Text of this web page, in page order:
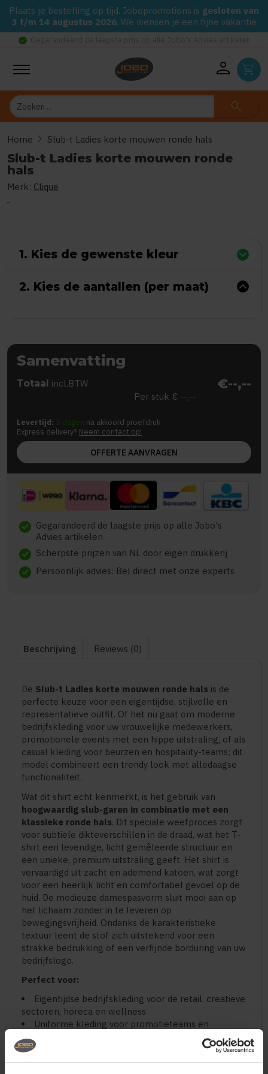
Plaats je bestelling op tijd. Jobopromotions is gesloten van
3 t/m 14 augustus 2026. We wensen je een fijne vakantie
check_circle
person shopping_cart
Zoeken search
Home chevron_right Slub-t Ladies korte mouwen ronde hals
Slub-t Ladies korte mouwen ronde
hals
Merk: Clique
1. Kies de gewenste kleur
2. Kies de aantallen (per maat)
Samenvatting
Totaal incl.BTW €--,--
Per stuk € --,--
Levertijd: 5 dagen na akkoord proefdruk
Express delivery? Neem contact op!
OFFERTE AANVRAGEN
check Gegarandeerd de laagste prijs op alle Jobo's
Advies artikelen
check Scherpste prijzen van NL door eigen drukkerij
check Persoonlijk advies: Bel direct met onze experts
Beschrijving Reviews (0)
De Slub-t Ladies korte mouwen ronde hals is de
perfecte keuze voor een eigentijdse, stijlvolle en
representatieve outfit. Of het nu gaat om moderne
bedrijfskleding voor uw vrouwelijke medewerkers,
promotionele events met een hippe uitstraling, of als
casual kleding voor beurzen en hospitality-teams; dit
model combineert een trendy look met alledaagse
functionaliteit.
Wat dit shirt echt kenmerkt, is het gebruik van
hoogwaardig slub-garen in combinatie met een
klassieke ronde hals. Dit speciale weefproces zorgt
voor subtiele dikteverschillen in de draad, wat het T-
shirt een levendige, licht gemêleerde structuur en
een unieke, premium uitstraling geeft. Het shirt is
vervaardigd uit zacht en ademend katoen, wat zorgt
voor een heerlijk licht en comfortabel gevoel op de
huid. De modieuze damespasvorm sluit mooi aan op
het lichaam zonder in te leveren op
bewegingsvrijheid. Ondanks de karakteristieke
textuur leent de stof zich uitstekend voor een
strakke bedrukking of een verfijnde borduring van uw
bedrijfslogo.
Perfect voor:
Eigentijdse bedrijfskleding voor de retail, creatieve
sectoren, horeca en wellness
Uniforme kleding voor promotieteams en
hospitality op zoek naar een modieuze twist
Premium merchandise en representatieve
vrijetijdskleding voor dames